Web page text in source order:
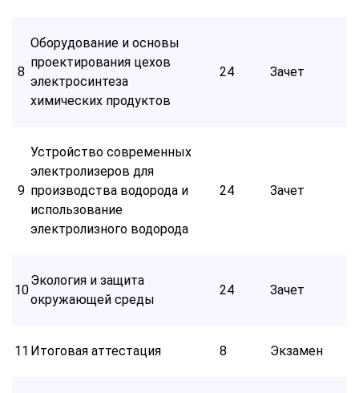
8
Оборудование и основы
проектирования цехов
электросинтеза
химических продуктов
24 Зачет
9
Устройство современных
электролизеров для
производства водорода и
использование
электролизного водорода
24 Зачет
10
Экология и защита
окружающей среды
24 Зачет
11 Итоговая аттестация 8 Экзамен